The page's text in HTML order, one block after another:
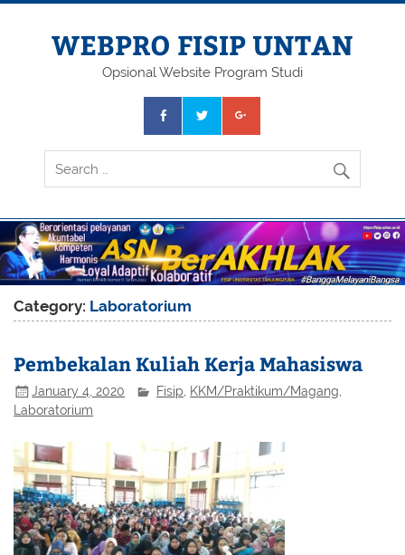
Skip
WEBPRO FISIP UNTAN
Opsional Website Program Studi
Category: Laboratorium
Pembekalan Kuliah Kerja Mahasiswa
January 4, 2020 Fisip KKM/Praktikum/Magang
Laboratorium